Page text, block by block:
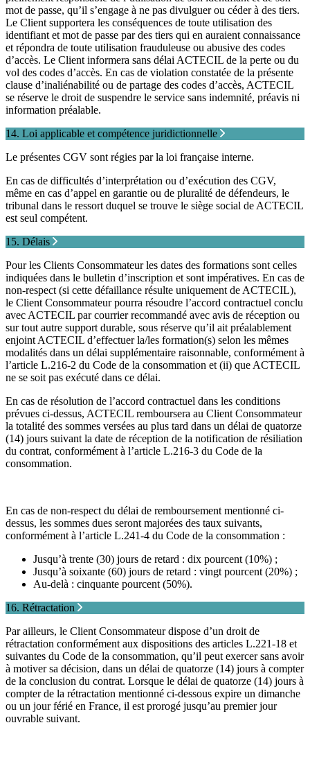
mot de passe, qu’il s’engage à ne pas divulguer ou céder à des tiers.
Le Client supportera les conséquences de toute utilisation des
identifiant et mot de passe par des tiers qui en auraient connaissance
et répondra de toute utilisation frauduleuse ou abusive des codes
d’accès. Le Client informera sans délai ACTECIL de la perte ou du
vol des codes d’accès. En cas de violation constatée de la présente
clause d’inaliénabilité ou de partage des codes d’accès, ACTECIL
se réserve le droit de suspendre le service sans indemnité, préavis ni
information préalable.
14. Loi applicable et compétence juridictionnelle
Le présentes CGV sont régies par la loi française interne.
En cas de difficultés d’interprétation ou d’exécution des CGV,
même en cas d’appel en garantie ou de pluralité de défendeurs, le
tribunal dans le ressort duquel se trouve le siège social de ACTECIL
est seul compétent.
15. Délais
Pour les Clients Consommateur les dates des formations sont celles
indiquées dans le bulletin d’inscription et sont impératives. En cas de
non-respect (si cette défaillance résulte uniquement de ACTECIL),
le Client Consommateur pourra résoudre l’accord contractuel conclu
avec ACTECIL par courrier recommandé avec avis de réception ou
sur tout autre support durable, sous réserve qu’il ait préalablement
enjoint ACTECIL d’effectuer la/les formation(s) selon les mêmes
modalités dans un délai supplémentaire raisonnable, conformément à
l’article L.216-2 du Code de la consommation et (ii) que ACTECIL
ne se soit pas exécuté dans ce délai.
En cas de résolution de l’accord contractuel dans les conditions
prévues ci-dessus, ACTECIL remboursera au Client Consommateur
la totalité des sommes versées au plus tard dans un délai de quatorze
(14) jours suivant la date de réception de la notification de résiliation
du contrat, conformément à l’article L.216-3 du Code de la
consommation.
En cas de non-respect du délai de remboursement mentionné ci-
dessus, les sommes dues seront majorées des taux suivants,
conformément à l’article L.241-4 du Code de la consommation :
Jusqu’à trente (30) jours de retard : dix pourcent (10%) ;
Jusqu’à soixante (60) jours de retard : vingt pourcent (20%) ;
Au-delà : cinquante pourcent (50%).
16. Rétractation
Par ailleurs, le Client Consommateur dispose d’un droit de
rétractation conformément aux dispositions des articles L.221-18 et
suivantes du Code de la consommation, qu’il peut exercer sans avoir
à motiver sa décision, dans un délai de quatorze (14) jours à compter
de la conclusion du contrat. Lorsque le délai de quatorze (14) jours à
compter de la rétractation mentionné ci-dessous expire un dimanche
ou un jour férié en France, il est prorogé jusqu’au premier jour
ouvrable suivant.